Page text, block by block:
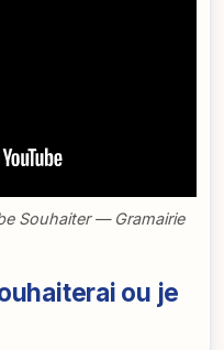
Souhaiter — Gramairie
ou je